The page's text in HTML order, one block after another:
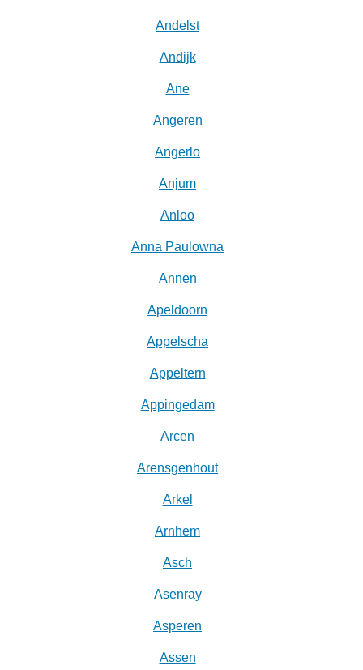
Andelst
Andijk
Ane
Angeren
Angerlo
Anjum
Anloo
Anna Paulowna
Annen
Apeldoorn
Appelscha
Appeltern
Appingedam
Arcen
Arensgenhout
Arkel
Arnhem
Asch
Asenray
Asperen
Assen